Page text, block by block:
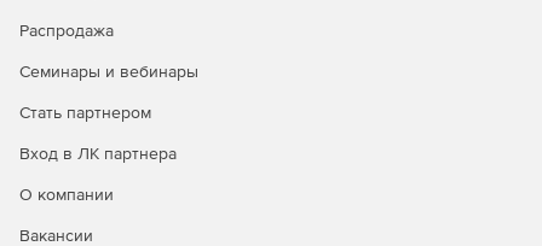
Дополнительные возможности
Редактор стандартных сметных отчетов.
Распродажа
Семинары и вебинары
Стать партнером
Вход в ЛК партнера
О компании
Вакансии